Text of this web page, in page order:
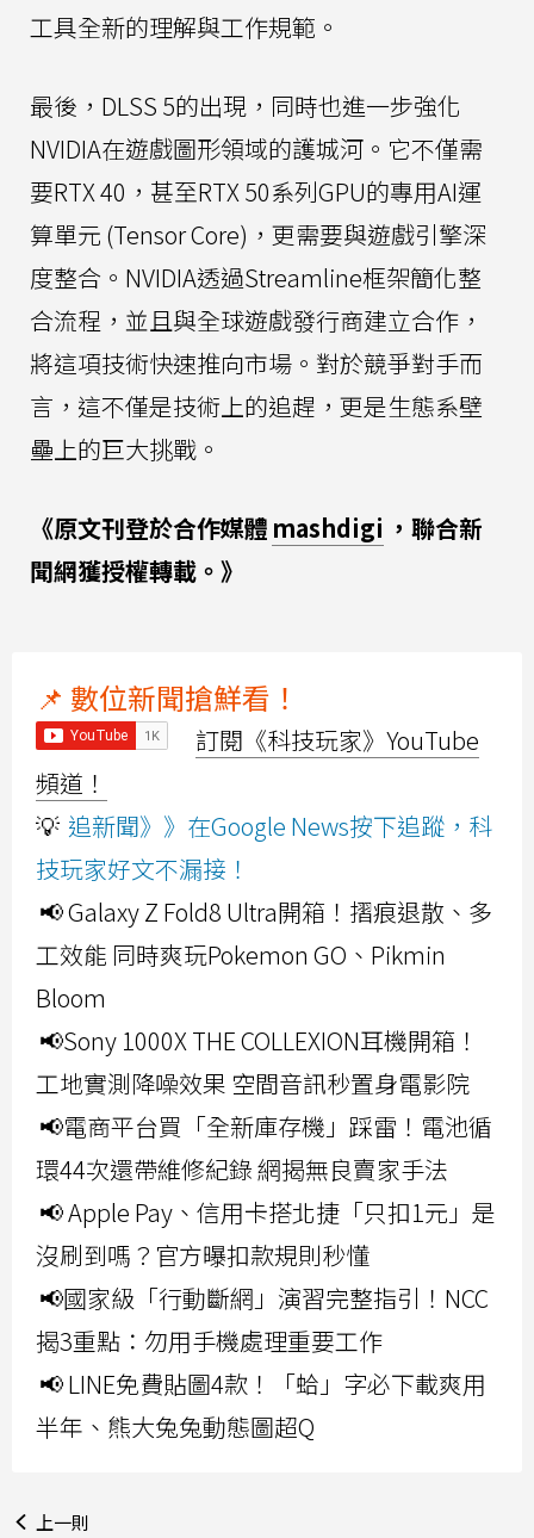
工具全新的理解與工作規範。
最後，DLSS 5的出現，同時也進一步強化
NVIDIA在遊戲圖形領域的護城河。它不僅需
要RTX 40，甚至RTX 50系列GPU的專用AI運
算單元 (Tensor Core)，更需要與遊戲引擎深
度整合。NVIDIA透過Streamline框架簡化整
合流程，並且與全球遊戲發行商建立合作，
將這項技術快速推向市場。對於競爭對手而
言，這不僅是技術上的追趕，更是生態系壁
壘上的巨大挑戰。
《原文刊登於合作媒體 mashdigi ，聯合新
聞網獲授權轉載。》
📌 數位新聞搶鮮看！
訂閱《科技玩家》YouTube
頻道！
💡 追新聞》》在Google News按下追蹤，科
技玩家好文不漏接！
📢 Galaxy Z Fold8 Ultra開箱！摺痕退散、多
工效能 同時爽玩Pokemon GO、Pikmin
Bloom
📢Sony 1000X THE COLLEXION耳機開箱！
工地實測降噪效果 空間音訊秒置身電影院
📢電商平台買「全新庫存機」踩雷！電池循
環44次還帶維修紀錄 網揭無良賣家手法
📢 Apple Pay、信用卡搭北捷「只扣1元」是
沒刷到嗎？官方曝扣款規則秒懂
📢國家級「行動斷網」演習完整指引！NCC
揭3重點：勿用手機處理重要工作
📢 LINE免費貼圖4款！「蛤」字必下載爽用
半年、熊大兔兔動態圖超Q
上一則